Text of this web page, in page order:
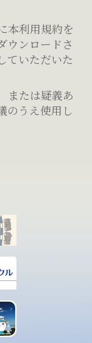
本利用規約を
ウンロードさ
ていただいた
または疑義あ
のうえ使用し